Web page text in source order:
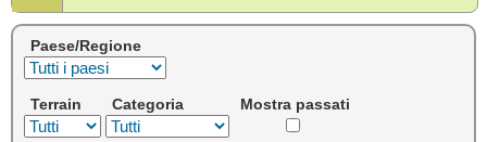
Paese/Regione
Terrain Categoria Mostra passati